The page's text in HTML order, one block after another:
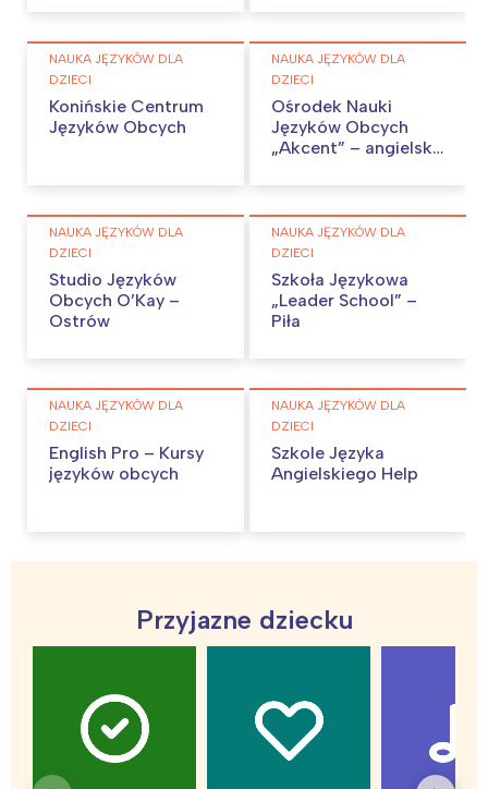
NAUKA JĘZYKÓW DLA
DZIECI
Konińskie Centrum
Języków Obcych
NAUKA JĘZYKÓW DLA
DZIECI
Ośrodek Nauki
Języków Obcych
„Akcent” – angielski,
NAUKA JĘZYKÓW DLA
DZIECI
Studio Języków
Obcych O’Kay –
Ostrów
NAUKA JĘZYKÓW DLA
DZIECI
Szkoła Językowa
„Leader School” –
Piła
NAUKA JĘZYKÓW DLA
DZIECI
English Pro – Kursy
języków obcych
NAUKA JĘZYKÓW DLA
DZIECI
Szkole Języka
Angielskiego Help
Przyjazne dziecku